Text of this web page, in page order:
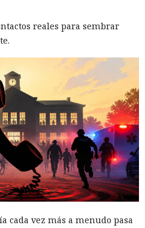
cuenta — luego el gusano
reales para sembrar
cada vez más a menudo pasa